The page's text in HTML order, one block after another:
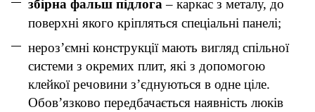
збірна фальш підлога– каркас з металу, до
поверхні якого кріпляться спеціальні панелі;
нероз’ємні конструкції мають вигляд спільної
системи з окремих плит, які з допомогою
клейкої речовини з’єднуються в одне ціле.
Обов’язково передбачається наявність люків